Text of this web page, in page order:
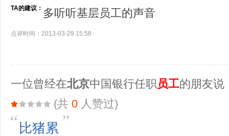
TA的建议： 多听听基层员工的声音
点评时间：2013-03-29 15:58
一位曾经在北京中国银行任职 员工的朋友说
(共 0 人赞过)
比猪累